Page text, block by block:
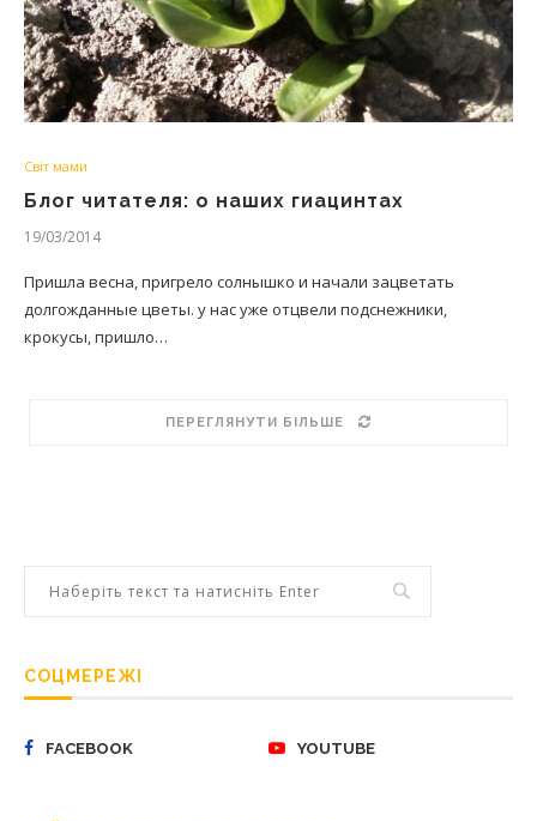
Світ мами
Блог читателя: о наших гиацинтах
19/03/2014
Пришла весна, пригрело солнышко и начали зацветать
долгожданные цветы. у нас уже отцвели подснежники,
крокусы, пришло…
ПЕРЕГЛЯНУТИ БІЛЬШЕ
СОЦМЕРЕЖІ
FACEBOOK YOUTUBE